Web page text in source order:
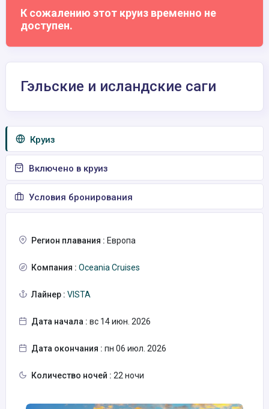
К сожалению этот круиз временно не
доступен.
Гэльские и исландские саги
Круиз
Включено в круиз
Условия бронирования
Регион плавания : Европа
Компания : Oceania Cruises
Лайнер : VISTA
Дата начала : вс 14 июн. 2026
Дата окончания : пн 06 июл. 2026
Количество ночей : 22 ночи